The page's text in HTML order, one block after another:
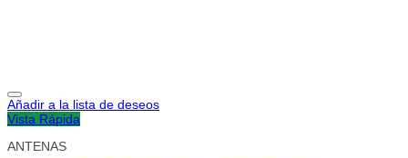
Añadir a la lista de deseos
Vista Rápida
ANTENAS